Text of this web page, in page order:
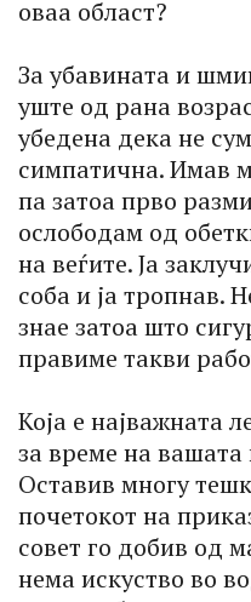
оваа област?
За убавината и
уште од рана
убедена дека не
симпатична. Имав
па затоа прво
ослободам од
на веѓите. Ја
соба и ја тропнав.
знае затоа што
правиме такви
Која е најважната
за време на вашата
Оставив многу
почетокот на
совет го добив од
нема искуство во